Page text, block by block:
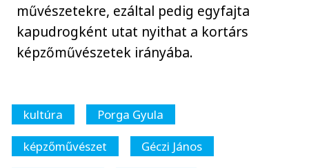
művészetekre, ezáltal pedig egyfajta
kapudrogként utat nyithat a kortárs
képzőművészetek irányába.
kultúra
Porga Gyula
képzőművészet
Géczi János